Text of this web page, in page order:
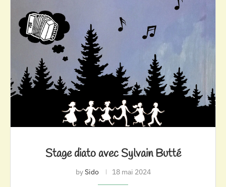
Stage diato avec Sylvain Butté
bySido 18 mai 2024